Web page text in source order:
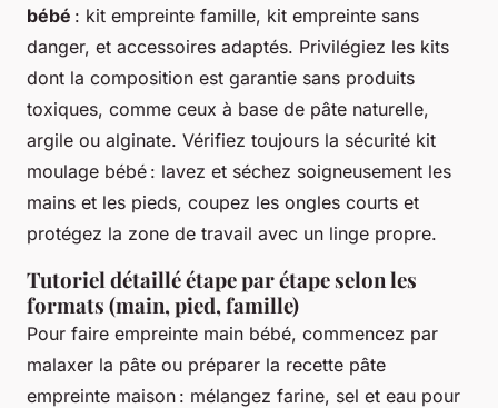
bébé : kit empreinte famille, kit empreinte sans
danger, et accessoires adaptés. Privilégiez les kits
dont la composition est garantie sans produits
toxiques, comme ceux à base de pâte naturelle,
argile ou alginate. Vérifiez toujours la sécurité kit
moulage bébé : lavez et séchez soigneusement les
mains et les pieds, coupez les ongles courts et
protégez la zone de travail avec un linge propre.
Tutoriel détaillé étape par étape selon les
formats (main, pied, famille)
Pour faire empreinte main bébé, commencez par
malaxer la pâte ou préparer la recette pâte
empreinte maison : mélangez farine, sel et eau pour